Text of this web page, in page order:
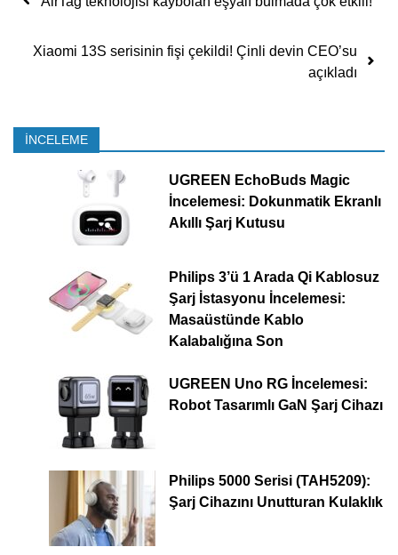
Xiaomi 13S serisinin fişi çekildi! Çinli devin CEO’su
açıkladı
İNCELEME
UGREEN EchoBuds Magic
İncelemesi: Dokunmatik Ekranlı
Akıllı Şarj Kutusu
Philips 3’ü 1 Arada Qi Kablosuz
Şarj İstasyonu İncelemesi:
Masaüstünde Kablo
Kalabalığına Son
UGREEN Uno RG İncelemesi:
Robot Tasarımlı GaN Şarj Cihazı
Philips 5000 Serisi (TAH5209):
Şarj Cihazını Unutturan Kulaklık